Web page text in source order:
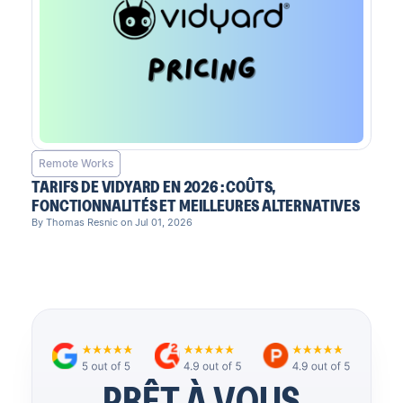
Remote Works
TARIFS DE VIDYARD EN 2026 : COÛTS,
FONCTIONNALITÉS ET MEILLEURES ALTERNATIVES
By Thomas Resnic on Jul 01, 2026